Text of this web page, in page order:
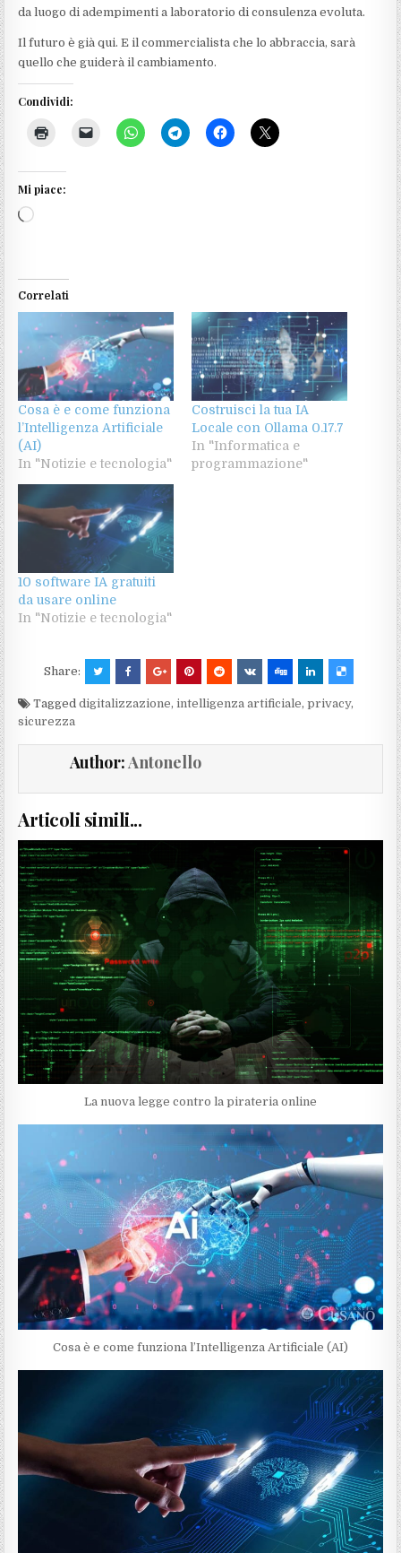
da luogo di adempimenti a laboratorio di consulenza evoluta.
Il futuro è già qui. E il commercialista che lo abbraccia, sarà
quello che guiderà il cambiamento.
Condividi:
Mi piace:
Caricamento
Correlati
Cosa è e come funziona
l’Intelligenza Artificiale
(AI)
In "Notizie e tecnologia"
Costruisci la tua IA
Locale con Ollama 0.17.7
In "Informatica e
programmazione"
10 software IA gratuiti
da usare online
In "Notizie e tecnologia"
Share:
Taggeddigitalizzazione,intelligenza artificiale,privacy,
sicurezza
Author:Antonello
Articoli simili...
La nuova legge contro la pirateria online
Cosa è e come funziona l’Intelligenza Artificiale (AI)